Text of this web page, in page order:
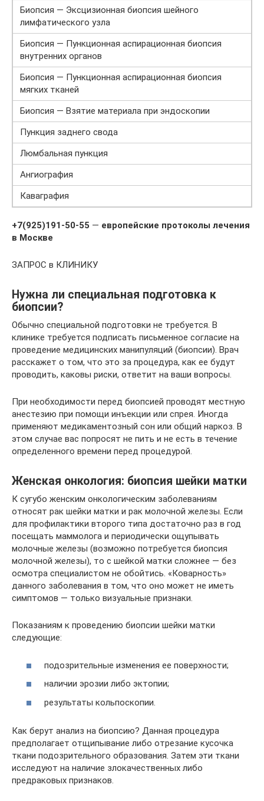
Биопсия — Эксцизионная биопсия шейного
лимфатического узла
Биопсия — Пункционная аспирационная биопсия
внутренних органов
Биопсия — Пункционная аспирационная биопсия
мягких тканей
Биопсия — Взятие материала при эндоскопии
Пункция заднего свода
Люмбальная пункция
Ангиография
Каваграфия
+7(925)191-50-55 — европейские протоколы лечения
в Москве
ЗАПРОС в КЛИНИКУ
Нужна ли специальная подготовка к
биопсии?
Обычно специальной подготовки не требуется. В
клинике требуется подписать письменное согласие на
проведение медицинских манипуляций (биопсии). Врач
расскажет о том, что это за процедура, как ее будут
проводить, каковы риски, ответит на ваши вопросы.
При необходимости перед биопсией проводят местную
анестезию при помощи инъекции или спрея. Иногда
применяют медикаментозный сон или общий наркоз. В
этом случае вас попросят не пить и не есть в течение
определенного времени перед процедурой.
Женская онкология: биопсия шейки матки
К сугубо женским онкологическим заболеваниям
относят рак шейки матки и рак молочной железы. Если
для профилактики второго типа достаточно раз в год
посещать маммолога и периодически ощупывать
молочные железы (возможно потребуется биопсия
молочной железы), то с шейкой матки сложнее — без
осмотра специалистом не обойтись. «Коварность»
данного заболевания в том, что оно может не иметь
симптомов — только визуальные признаки.
Показаниям к проведению биопсии шейки матки
следующие:
подозрительные изменения ее поверхности;
наличии эрозии либо эктопии;
результаты кольпоскопии.
Как берут анализ на биопсию? Данная процедура
предполагает отщипывание либо отрезание кусочка
ткани подозрительного образования. Затем эти ткани
исследуют на наличие злокачественных либо
предраковых признаков.